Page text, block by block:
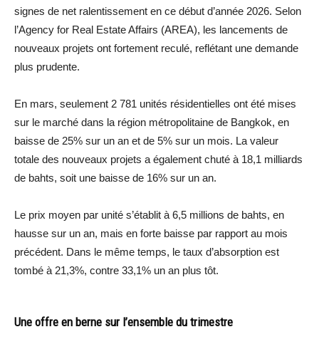
signes de net ralentissement en ce début d’année 2026. Selon
l’Agency for Real Estate Affairs (AREA), les lancements de
nouveaux projets ont fortement reculé, reflétant une demande
plus prudente.
En mars, seulement 2 781 unités résidentielles ont été mises
sur le marché dans la région métropolitaine de Bangkok, en
baisse de 25% sur un an et de 5% sur un mois. La valeur
totale des nouveaux projets a également chuté à 18,1 milliards
de bahts, soit une baisse de 16% sur un an.
Le prix moyen par unité s’établit à 6,5 millions de bahts, en
hausse sur un an, mais en forte baisse par rapport au mois
précédent. Dans le même temps, le taux d’absorption est
tombé à 21,3%, contre 33,1% un an plus tôt.
Une offre en berne sur l’ensemble du trimestre